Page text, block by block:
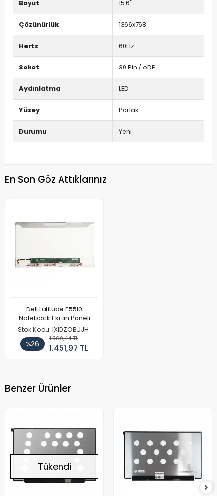
Boyut 15.6''
Çözünürlük 1366x768
Hertz 60Hz
Soket 30 Pin / eDP
Aydınlatma LED
Yüzey Parlak
Durumu Yeni
En Son Göz Attıklarınız
Dell Latitude E5510
Notebook Ekran Paneli
Stok Kodu: IXIDZOBUJH
%26
1.960,44 TL
1.451,97 TL
Benzer Ürünler
Tükendi